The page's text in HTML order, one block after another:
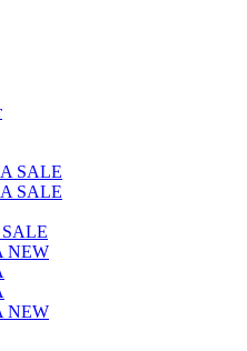
SALE
SALE
NEW
NEW